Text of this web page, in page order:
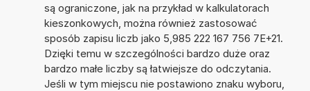
są ograniczone, jak na przykład w kalkulatorach
kieszonkowych, można również zastosować
sposób zapisu liczb jako 5,985 222 167 756 7E+21.
Dzięki temu w szczególności bardzo duże oraz
bardzo małe liczby są łatwiejsze do odczytania.
Jeśli w tym miejscu nie postawiono znaku wyboru,